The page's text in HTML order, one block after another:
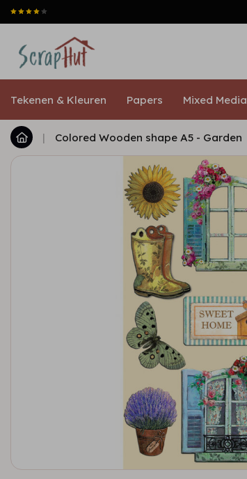
Tekenen & Kleuren Papers Mixed Media
| Colored Wooden shape A5 - Garden